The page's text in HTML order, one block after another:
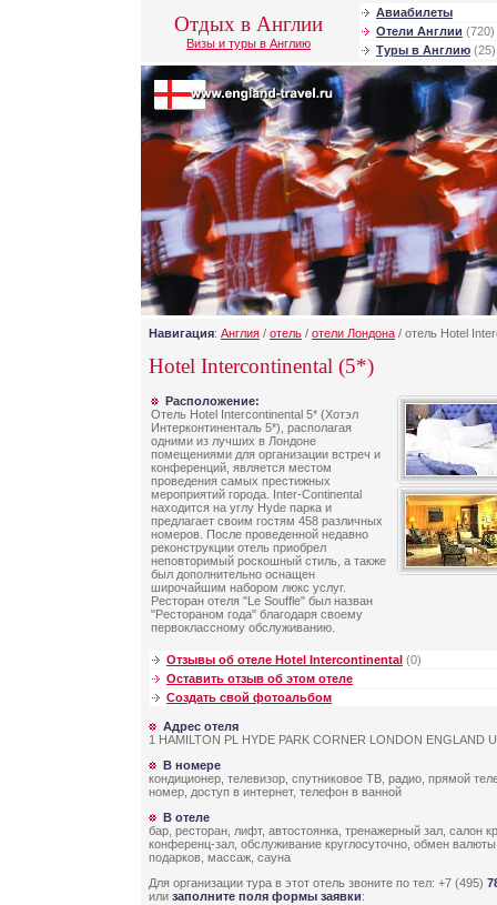
Отдых в Англии
Визы и туры в Англию
Авиабилеты
Отели Англии (720)
Туры в Англию (25)
Навигация: Англия / отель / отели Лондона / отель Hotel
Hotel Intercontinental (5*)
Расположение:
Отель Hotel Intercontinental 5* (Хотэл
Интерконтиненталь 5*), располагая
одними из лучших в Лондоне
помещениями для организации встреч и
конференций, является местом
проведения самых престижных
мероприятий города. Inter-Continental
находится на углу Hyde парка и
предлагает своим гостям 458 различных
номеров. После проведенной недавно
реконструкции отель приобрел
неповторимый роскошный стиль, а также
был дополнительно оснащен
широчайшим набором люкс услуг.
Ресторан отеля "Le Souffle" был назван
"Рестораном года" благодаря своему
первоклассному обслуживанию.
Отзывы об отеле Hotel Intercontinental (0)
Оставить отзыв об этом отеле
Создать свой фотоальбом
Адрес отеля
1 HAMILTON PL HYDE PARK CORNER LONDON ENGLAND
В номере
кондиционер, телевизор, спутниковое ТВ, радио, прямой
номер, доступ в интернет, телефон в ванной
В отеле
бар, ресторан, лифт, автостоянка, тренажерный зал, салон
конференц-зал, обслуживание круглосуточно, обмен
подарков, массаж, сауна
Для организации тура в этот отель звоните по тел: +7 (495)
или заполните поля формы заявки: